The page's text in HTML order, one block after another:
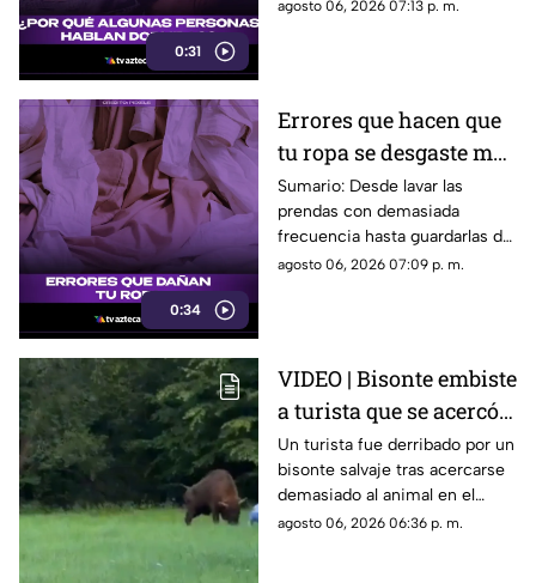
0:31
agosto 06, 2026 07:13 p. m.
0:34
Errores que hacen que
tu ropa se desgaste más
rápido
Sumario: Desde lavar las
prendas con demasiada
frecuencia hasta guardarlas de
manera incorrecta, algunos
tiempo.
agosto 06, 2026 07:09 p. m.
VIDEO | Bisonte embiste
a turista que se acercó
para tomarse una selfie
en un bosque
Un turista fue derribado por un
bisonte salvaje tras acercarse
demasiado al animal en el
bosque de Białowieża, Polonia.
agosto 06, 2026 06:36 p. m.